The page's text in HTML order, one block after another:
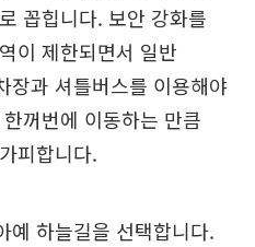
꼽힙니다. 보안 강화를
이 제한되면서 일반
장과 셔틀버스를 이용해야
꺼번에 이동하는 만큼
피합니다.
예 하늘길을 선택합니다.